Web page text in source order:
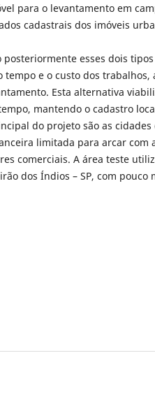
para o levantamento em
cadastrais dos imóveis
esses dois tipos
tempo e o custo dos
Esta alternativa
mantendo o cadastro
do projeto são as
limitada para arcar com
comerciais. A área teste
dos Índios – SP, com pouco